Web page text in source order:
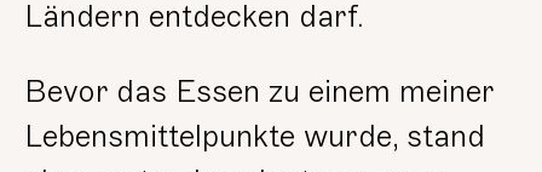
Ländern entdecken darf.
Bevor das Essen zu einem meiner
Lebensmittelpunkte wurde, stand